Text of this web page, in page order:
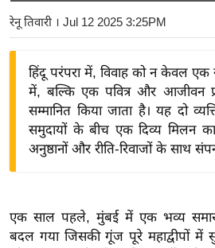
बि
ज़
द्यो
वि
रेनू तिवारी । Jul 12 2025 3:25PM
हिंदू परंपरा में, विवाह को न केवल
में, बल्कि एक पवित्र और आजीवन
सम्मानित किया जाता है। यह दो
समुदायों के बीच एक दिव्य मिलन
अनुष्ठानों और रीति-रिवाजों के साथ
एक साल पहले, मुंबई में एक भव्य
बदल गया जिसकी गूंज पूरे महाद्वीपों में